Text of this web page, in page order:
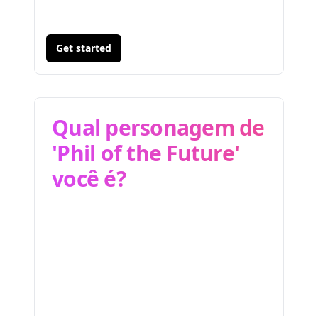
Get started
Qual personagem de
'Phil of the Future'
você é?